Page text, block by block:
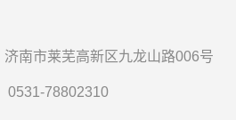
济南市莱芜高新区九龙山路006号
0531-78802310